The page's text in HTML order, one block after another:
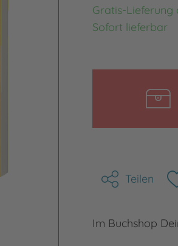
Gratis-Lieferung
Sofort lieferbar
Teilen
Im Buchshop